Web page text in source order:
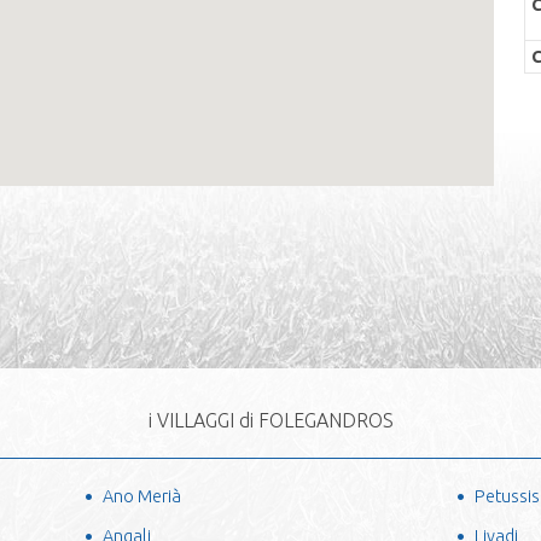
i VILLAGGI di FOLEGANDROS
Ano Merià
Angali
Petussis
Livadi